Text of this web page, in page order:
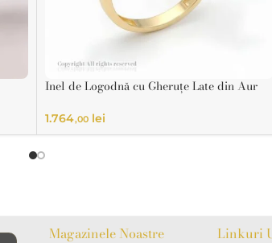
Inel de Logodnă cu Gheruțe Late din Aur
1.764,00 lei
Magazinele Noastre Linkuri